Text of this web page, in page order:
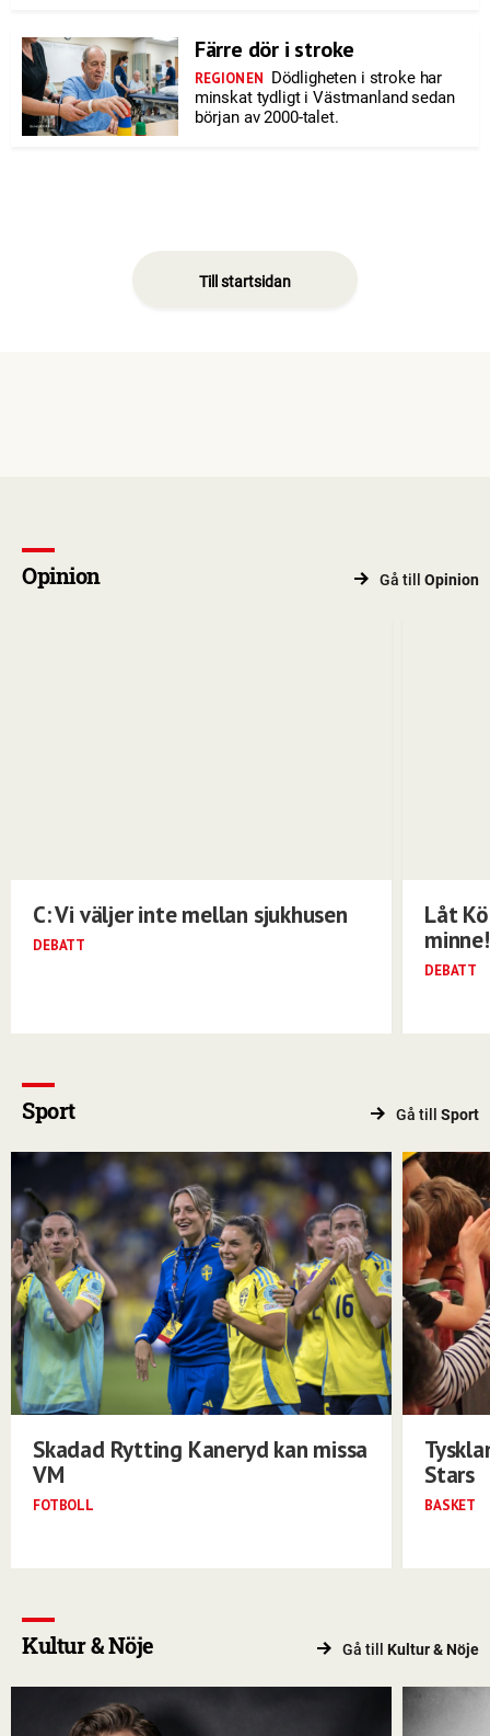
Färre dör i stroke
REGIONEN Dödligheten i stroke har
minskat tydligt i Västmanland sedan
början av 2000-talet.
Till startsidan
Opinion Gå till Opinion
C: Vi väljer inte mellan sjukhusen
DEBATT
Låt
minne!
DEBATT
Sport Gå till Sport
Skadad Rytting Kaneryd kan missa
VM
FOTBOLL
Stars
BASKET
Kultur & Nöje Gå till Kultur & Nöje